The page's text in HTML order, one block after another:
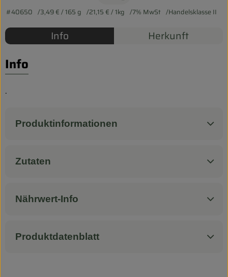
Firmenkunden
#40650 3,49 €/ 165 g 21,15 €/ 1kg 7% MwSt Handelsklasse II
Info Herkunft
Info
.
Produktinformationen
Zutaten
Nährwert-Info
Produktdatenblatt